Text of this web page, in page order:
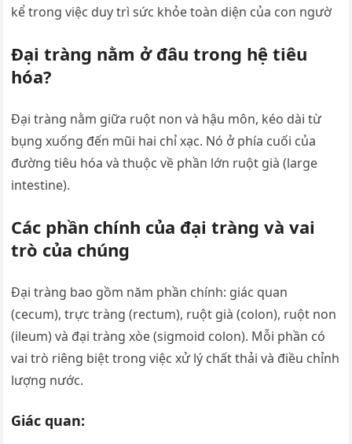
kể trong việc duy trì sức khỏe toàn diện của con ngườ
Đại tràng nằm ở đâu trong hệ tiêu
hóa?
Đại tràng nằm giữa ruột non và hậu môn, kéo dài từ
bụng xuống đến mũi hai chỉ xạc. Nó ở phía cuối của
đường tiêu hóa và thuộc về phần lớn ruột già (large
intestine).
Các phần chính của đại tràng và vai
trò của chúng
Đại tràng bao gồm năm phần chính: giác quan
(cecum), trực tràng (rectum), ruột già (colon), ruột non
(ileum) và đại tràng xòe (sigmoid colon). Mỗi phần có
vai trò riêng biệt trong việc xử lý chất thải và điều chỉnh
lượng nước.
Giác quan: